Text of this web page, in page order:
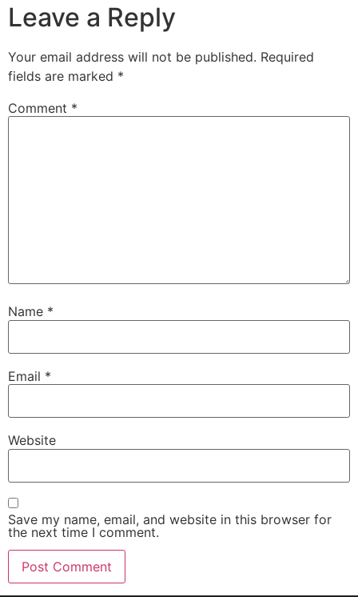
Leave a Reply
Your email address will not be published. Required
fields are marked *
Comment *
Name *
Email *
Website
Save my name, email, and website in this browser for
the next time I comment.